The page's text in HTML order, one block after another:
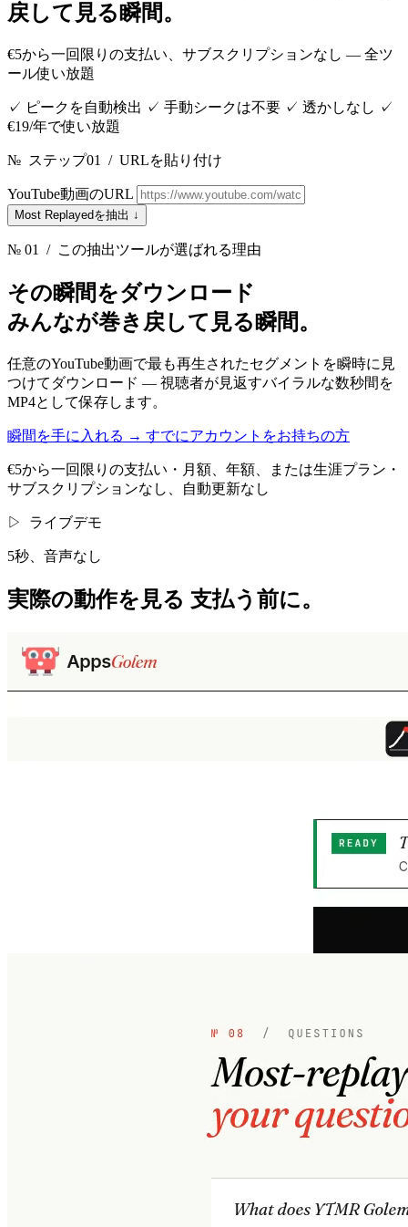
戻して見る瞬間。
€5から一回限りの支払い、サブスクリプションなし — 全ツ
ール使い放題
✓ ピークを自動検出 ✓ 手動シークは不要 ✓ 透かしなし ✓
€19/年で使い放題
№ ステップ01 / URLを貼り付け
YouTube動画のURL
Most Replayedを抽出 ↓
№ 01 / この抽出ツールが選ばれる理由
その瞬間をダウンロード
みんなが巻き戻して見る瞬間。
任意のYouTube動画で最も再生されたセグメントを瞬時に見
つけてダウンロード — 視聴者が見返すバイラルな数秒間を
MP4として保存します。
瞬間を手に入れる → すでにアカウントをお持ちの方
€5から一回限りの支払い・月額、年額、または生涯プラン・
サブスクリプションなし、自動更新なし
▷ ライブデモ
5秒、音声なし
実際の動作を見る 支払う前に。